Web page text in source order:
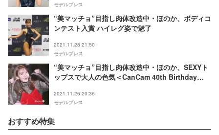
モデルプレス
“美マッチョ”目指し肉体改造中・ほのか、ボディコ
ンテスト入賞 ハイレグ姿で魅了
2021.11.28 21:50
モデルプレス
“美マッチョ”目指し肉体改造中・ほのか、SEXYト
ップスで大人の色気＜CanCam 40th Birthday
2021.11.26 20:36
モデルプレス
おすすめ特集